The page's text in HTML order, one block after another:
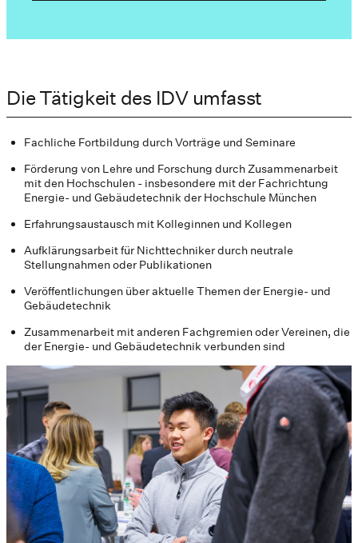
Die Tätigkeit des IDV umfasst
Fachliche Fortbildung durch Vorträge und Seminare
Förderung von Lehre und Forschung durch Zusammenarbeit
mit den Hochschulen - insbesondere mit der Fachrichtung
Energie- und Gebäudetechnik der Hochschule München
Erfahrungsaustausch mit Kolleginnen und Kollegen
Aufklärungsarbeit für Nichttechniker durch neutrale
Stellungnahmen oder Publikationen
Veröffentlichungen über aktuelle Themen der Energie- und
Gebäudetechnik
Zusammenarbeit mit anderen Fachgremien oder Vereinen, die
der Energie- und Gebäudetechnik verbunden sind